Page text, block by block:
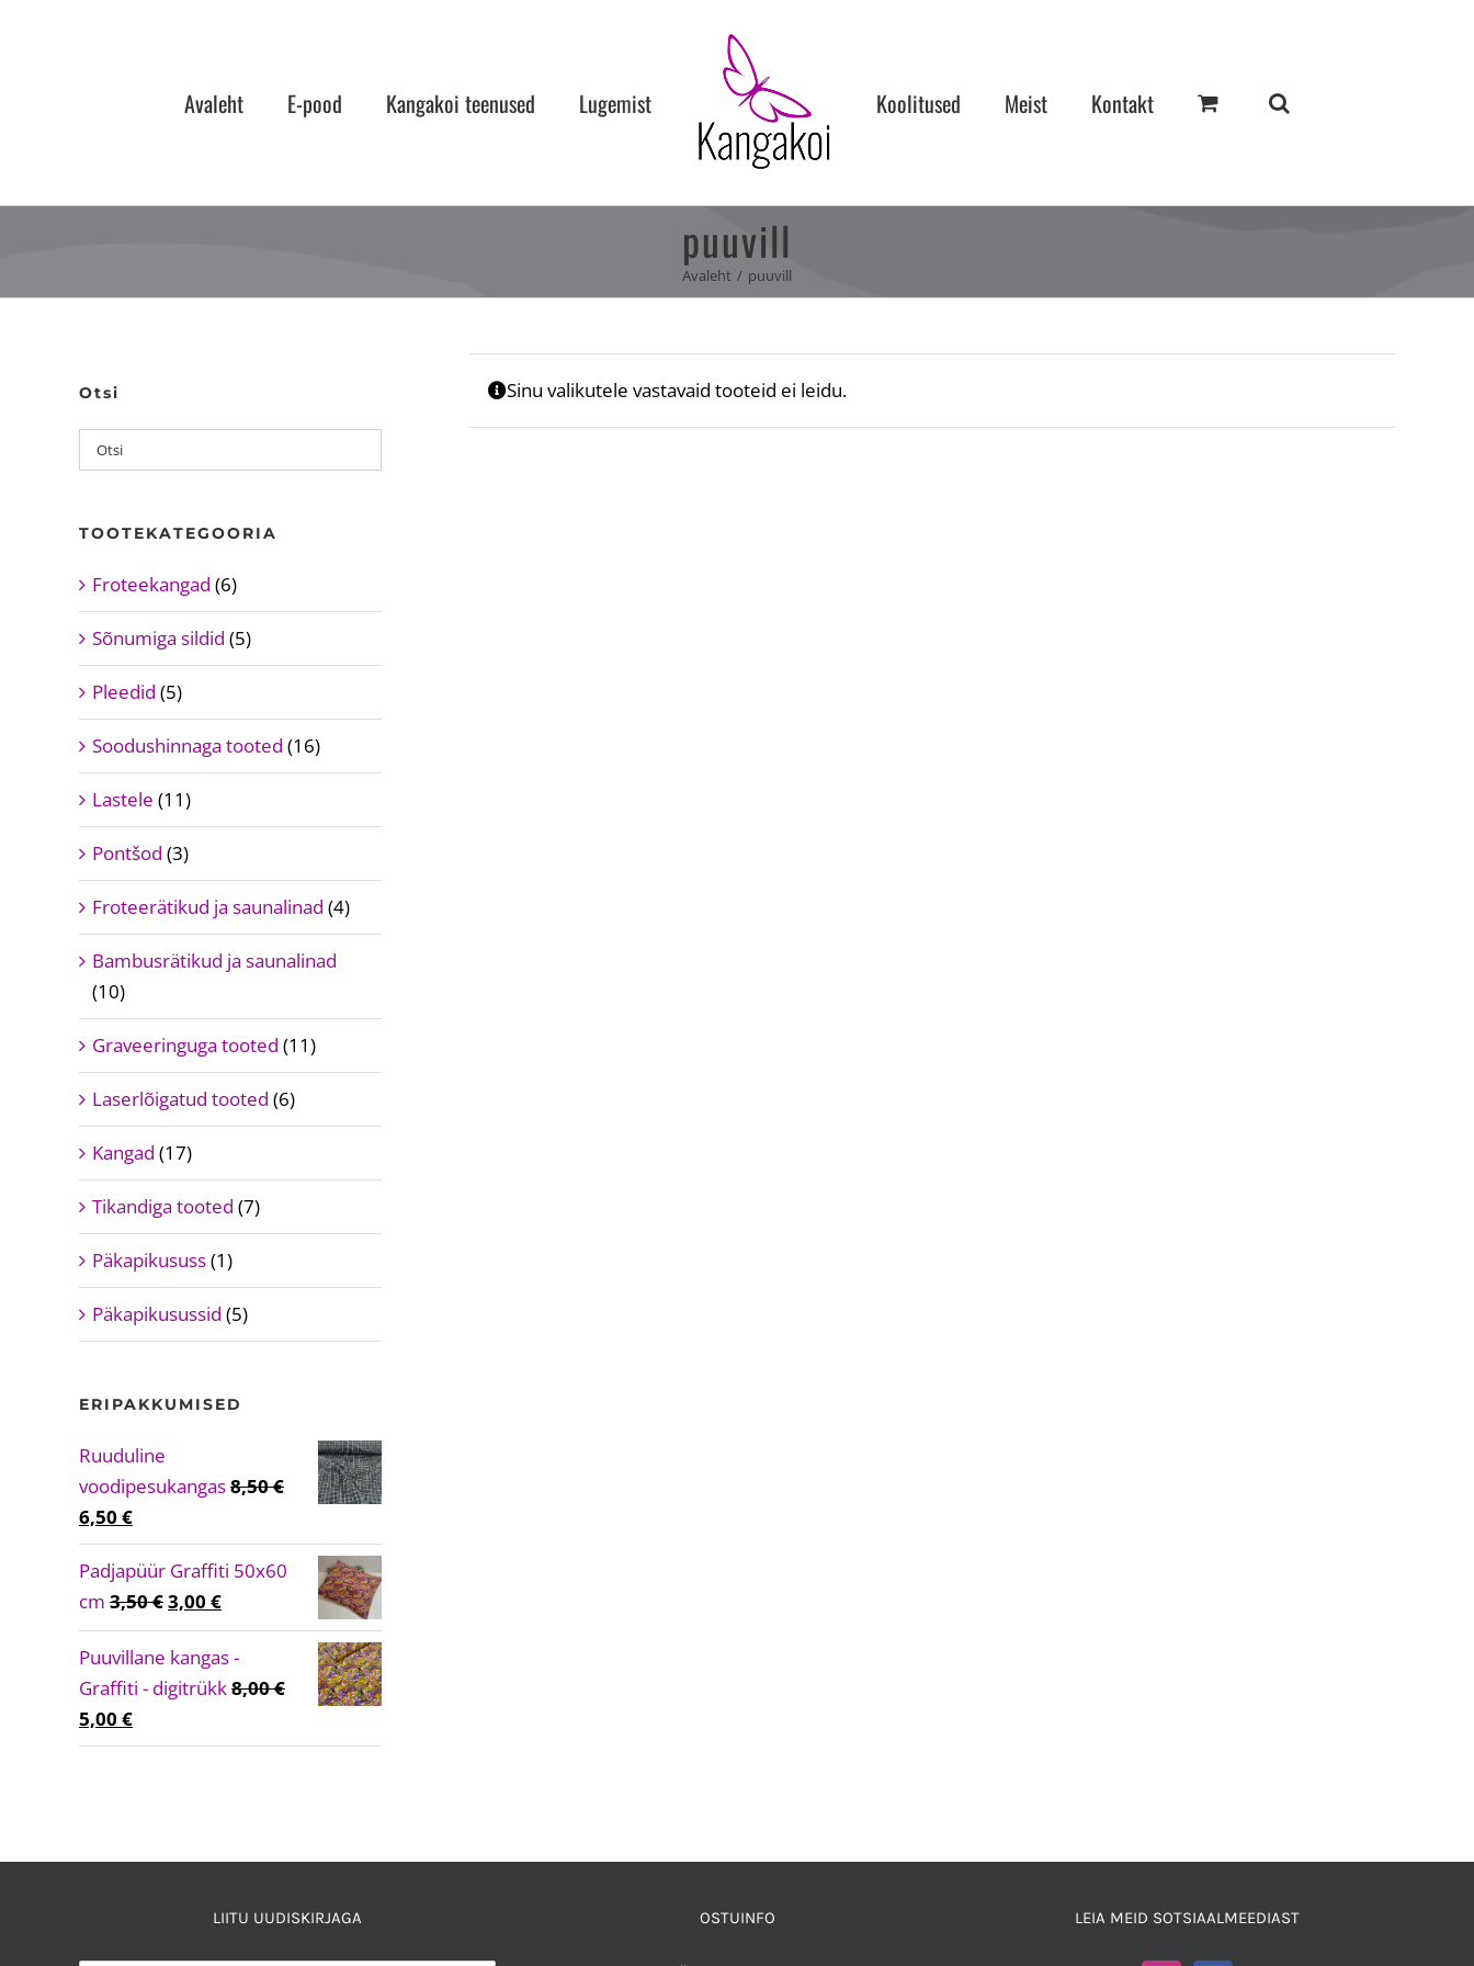
Avaleht E-pood Kangakoi teenused Lugemist Koolitused Meist Kontakt
puuvill
Avaleht puuvill
Sinu valikutele vastavaid tooteid ei leidu.
Otsi
TOOTEKATEGOORIA
Froteekangad (6)
Sõnumiga sildid (5)
Pleedid (5)
Soodushinnaga tooted (16)
Lastele (11)
Pontšod (3)
Froteerätikud ja saunalinad (4)
Bambusrätikud ja saunalinad
(10)
Graveeringuga tooted (11)
Laserlõigatud tooted (6)
Kangad (17)
Tikandiga tooted (7)
Päkapikususs(1)
Päkapikusussid (5)
ERIPAKKUMISED
Ruuduline
voodipesukangas8,50€
Algne
hind
oli:
8,50 €.
6,50 €Current
price
is:
6,50 €.
Padjapüür Graffiti 50x60
cm 3,50€Algne
hind
oli:
3,50 €.
3,00 €Current
price
is:
3,00 €.
Puuvillane kangas -
Graffiti - digitrükk8,00€
Algne
hind
5,00 €Current
price
LIITU UUDISKIRJAGA OSTUINFO LEIA MEID SOTSIAALMEEDIAST